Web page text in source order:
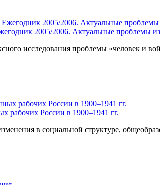
2005/2006. Актуальные проблемы
исследования проблемы «человек и
рабочих России в 1900–1941 гг.
в социальной структуре,